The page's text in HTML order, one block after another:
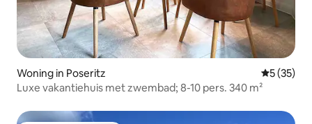
Woning in Poseritz
5 (35)
Luxe vakantiehuis met zwembad; 8-10 pers. 340 m²